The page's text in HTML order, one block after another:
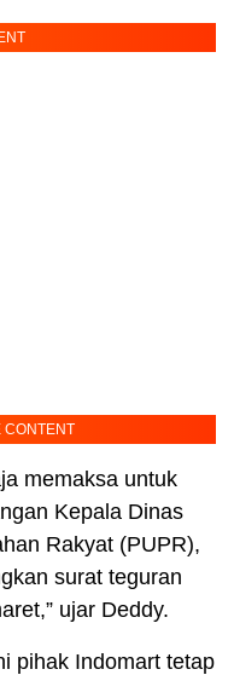
CONTENT
memaksa untuk
Kepala Dinas
Rakyat (PUPR),
surat teguran
ujar Deddy.
pihak Indomart tetap